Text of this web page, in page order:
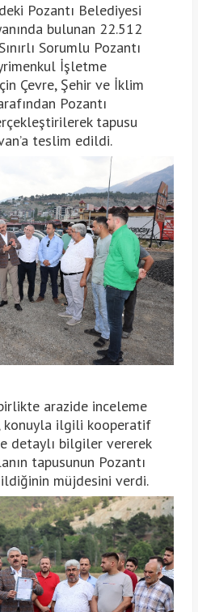
Pozantı Belediyesi
bulunan 22.512
Sorumlu Pozantı
İşletme
Çevre, Şehir ve İklim
Pozantı
tapusu
teslim edildi.
arazide inceleme
konuyla ilgili kooperatif
detaylı bilgiler vererek
tapusunun Pozantı
müjdesini verdi.